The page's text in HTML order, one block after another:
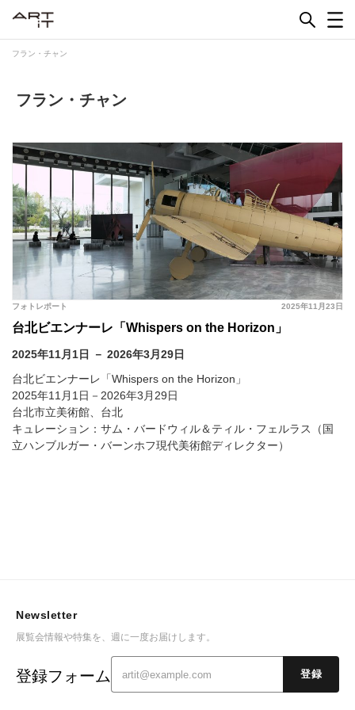
フラン・チャン
フラン・チャン
2025年11月23日
フォトレポート
台北ビエンナーレ「Whispers on the Horizon」
2025年11月1日 － 2026年3月29日
台北ビエンナーレ「Whispers on the Horizon」
2025年11月1日－2026年3月29日
台北市立美術館、台北
キュレーション：サム・バードウィル＆ティル・フェルラス（国
立ハンブルガー・バーンホフ現代美術館ディレクター）
Newsletter
展覧会情報や特集を、週に一度お届けします。
登録フォーム 登録